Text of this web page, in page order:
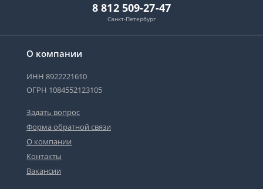
О компании
ИНН 8922221610
ОГРН 1084552123105
Задать вопрос
Форма обратной связи
О компании
Контакты
Вакансии
8 812 509-27-47
Санкт-Петербург